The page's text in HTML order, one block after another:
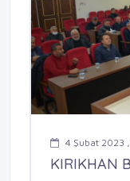
4 Şubat 2023
KIRIKHAN